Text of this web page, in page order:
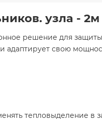
узла - 2м
решение для
адаптирует свою
тепловыделение